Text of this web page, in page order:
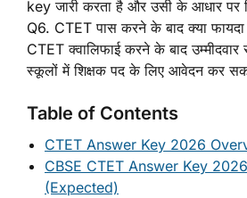
key जारी करता है और उसी के आधार पर
Q6. CTET पास करने के बाद क्या फायदा
CTET क्वालिफाई करने के बाद उम्मीदवार
स्कूलों में शिक्षक पद के लिए आवेदन कर
Table of Contents
CTET Answer Key 2026
CBSE CTET Answer Key
(Expected)